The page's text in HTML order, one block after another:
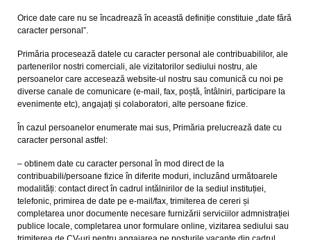
Orice date care nu se încadrează în această definiție constituie „date fără
caracter personal”.
Primăria procesează datele cu caracter personal ale contribuabililor, ale
partenerilor nostri comerciali, ale vizitatorilor sediului nostru, ale
persoanelor care accesează website-ul nostru sau comunică cu noi pe
diverse canale de comunicare (e-mail, fax, poștă, întâlniri, participare la
evenimente etc), angajați și colaboratori, alte persoane fizice.
În cazul persoanelor enumerate mai sus, Primăria prelucrează date cu
caracter personal astfel:
– obtinem date cu caracter personal în mod direct de la
contribuabili/persoane fizice în diferite moduri, incluzând următoarele
modalități: contact direct în cadrul intălnirilor de la sediul instituției,
telefonic, primirea de date pe e-mail/fax, trimiterea de cereri și
completarea unor documente necesare furnizării serviciilor admnistrației
publice locale, completarea unor formulare online, vizitarea sediului sau